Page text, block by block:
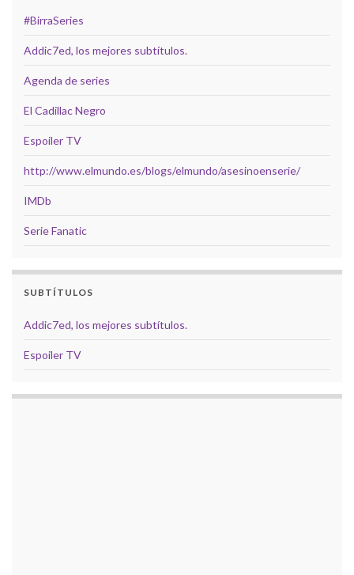
#BirraSeries
Addic7ed, los mejores subtítulos.
Agenda de series
El Cadillac Negro
Espoiler TV
http://www.elmundo.es/blogs/elmundo/asesinoenserie/
IMDb
Serie Fanatic
SUBTÍTULOS
Addic7ed, los mejores subtítulos.
Espoiler TV